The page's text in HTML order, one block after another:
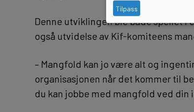
Denne utviklingen ble både speilet i
også utvidelse av Kif-komiteens
– Mangfold kan jo være alt og
organisasjonen når det kommer til
du kan jobbe med mangfold ved din
Tilpass